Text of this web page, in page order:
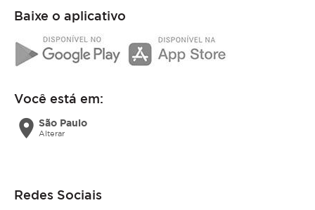
Baixe o aplicativo
Você está em:
location_on São Paulo
Alterar
Redes Sociais